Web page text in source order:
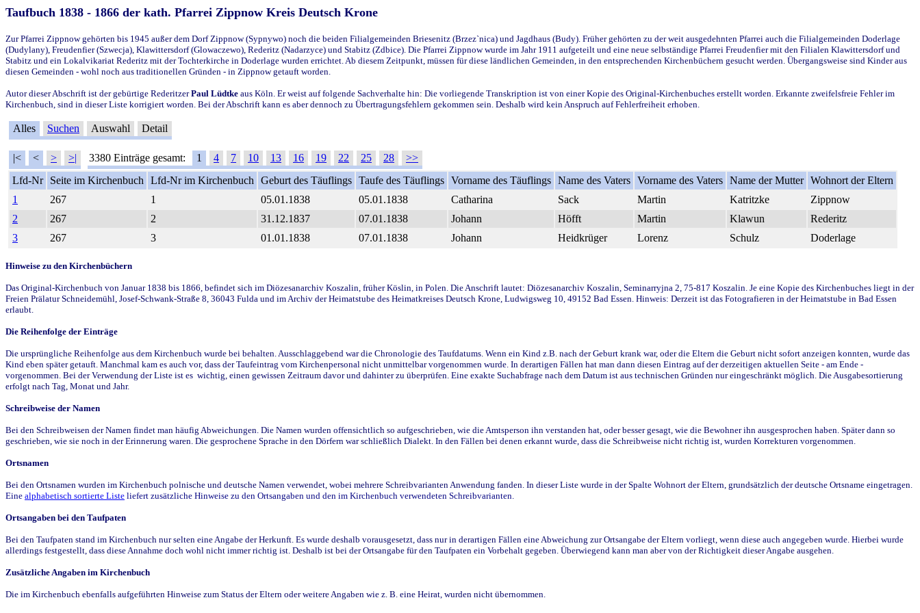
Taufbuch 1838 - 1866 der kath. Pfarrei Zippnow Kreis Deutsch Krone
Zur Pfarrei Zippnow gehörten bis 1945 außer dem Dorf Zippnow (Sypnywo) noch die beiden Filialgemeinden Briesenitz (Brzez`nica) und Jagdhaus (Budy). Früher gehörten zu der weit ausgedehnten Pfarrei auch die Filialgemeinden Doderlage
(Dudylany), Freudenfier (Szwecja), Klawittersdorf (Glowaczewo), Rederitz (Nadarzyce) und Stabitz (Zdbice). Die Pfarrei Zippnow wurde im Jahr 1911 aufgeteilt und eine neue selbständige Pfarrei Freudenfier mit den Filialen Klawittersdorf und
Stabitz und ein Lokalvikariat Rederitz mit der Tochterkirche in Doderlage wurden errichtet. Ab diesem Zeitpunkt, müssen für diese ländlichen Gemeinden, in den entsprechenden Kirchenbüchern gesucht werden. Übergangsweise sind Kinder aus
diesen Gemeinden - wohl noch aus traditionellen Gründen - in Zippnow getauft worden.
Autor dieser Abschrift ist der gebürtige RederitzerPaul Lüdtke aus Köln. Er weist auf folgende Sachverhalte hin: Die vorliegende Transkription ist von einer Kopie des Original-Kirchenbuches erstellt worden. Erkannte zweifelsfreie Fehler im
Kirchenbuch, sind in dieser Liste korrigiert worden. Bei der Abschrift kann es aber dennoch zu Übertragungsfehlern gekommen sein. Deshalb wird kein Anspruch auf Fehlerfreiheit erhoben.
Alles Suchen Auswahl Detail
|< < > >| 3380 Einträge gesamt: 1 4 7 10 13 16 19 22 25 28
>>
Lfd-Nr
Seite im Kirchenbuch Lfd-Nr im Kirchenbuch Geburt des Täuflings Taufe des Täuflings Vorname des Täuflings Name des Vaters Vorname des Vaters Name der Mutter Wohnort der Eltern
1
267 1 05.01.1838 05.01.1838 Catharina Sack Martin Katritzke
Zippnow
2
267 2 31.12.1837 07.01.1838 Johann Höfft Martin Klawun
Rederitz
3
267 3 01.01.1838 07.01.1838 Johann Heidkrüger Lorenz Schulz Doderlage
Hinweise zu den Kirchenbüchern
Das Original-Kirchenbuch von Januar 1838 bis 1866, befindet sich im Diözesanarchiv Koszalin, früher Köslin, in Polen. Die Anschrift lautet: Diözesanarchiv Koszalin, Seminarryjna 2, 75-817 Koszalin. Je eine Kopie des Kirchenbuches liegt in der
Freien Prälatur Schneidemühl, Josef-Schwank-Straße 8, 36043 Fulda und im Archiv der Heimatstube des Heimatkreises Deutsch Krone, Ludwigsweg 10, 49152 Bad Essen. Hinweis: Derzeit ist das Fotografieren in der Heimatstube in Bad Essen
erlaubt.
Die Reihenfolge der Einträge
Die ursprüngliche Reihenfolge aus dem Kirchenbuch wurde bei behalten. Ausschlaggebend war die Chronologie des Taufdatums. Wenn ein Kind z.B. nach der Geburt krank war, oder die Eltern die Geburt nicht sofort anzeigen konnten, wurde das
Kind eben später getauft. Manchmal kam es auch vor, dass der Taufeintrag vom Kirchenpersonal nicht unmittelbar vorgenommen wurde. In derartigen Fällen hat man dann diesen Eintrag auf der derzeitigen aktuellen Seite - am Ende -
vorgenommen. Bei der Verwendung der Liste ist es wichtig, einen gewissen Zeitraum davor und dahinter zu überprüfen. Eine exakte Suchabfrage nach dem Datum ist aus technischen Gründen nur eingeschränkt möglich. Die Ausgabesortierung
erfolgt nach Tag, Monat und Jahr.
Schreibweise der Namen
Bei den Schreibweisen der Namen findet man häufig Abweichungen. Die Namen wurden offensichtlich so aufgeschrieben, wie die Amtsperson ihn verstanden hat, oder besser gesagt, wie die Bewohner ihn ausgesprochen haben. Später dann so
geschrieben, wie sie noch in der Erinnerung waren. Die gesprochene Sprache in den Dörfern war schließlich Dialekt. In den Fällen bei denen erkannt wurde, dass die Schreibweise nicht richtig ist, wurden Korrekturen vorgenommen.
Ortsnamen
Bei den Ortsnamen wurden im Kirchenbuch polnische und deutsche Namen verwendet, wobei mehrere Schreibvarianten Anwendung fanden. In dieser Liste wurde in der Spalte Wohnort der Eltern, grundsätzlich der deutsche Ortsname eingetragen.
Eine alphabetisch sortierte Liste liefert zusätzliche Hinweise zu den Ortsangaben und den im Kirchenbuch verwendeten Schreibvarianten.
Ortsangaben bei den Taufpaten
Bei den Taufpaten stand im Kirchenbuch nur selten eine Angabe der Herkunft. Es wurde deshalb vorausgesetzt, dass nur in derartigen Fällen eine Abweichung zur Ortsangabe der Eltern vorliegt, wenn diese auch angegeben wurde. Hierbei wurde
allerdings festgestellt, dass diese Annahme doch wohl nicht immer richtig ist. Deshalb ist bei der Ortsangabe für den Taufpaten ein Vorbehalt gegeben. Überwiegend kann man aber von der Richtigkeit dieser Angabe ausgehen.
Zusätzliche Angaben im Kirchenbuch
Die im Kirchenbuch ebenfalls aufgeführten Hinweise zum Status der Eltern oder weitere Angaben wie z. B. eine Heirat, wurden nicht übernommen.